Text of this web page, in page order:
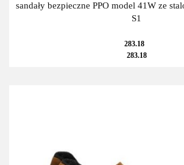
sandały bezpieczne PPO model 41W ze
S1
283.18
283.18